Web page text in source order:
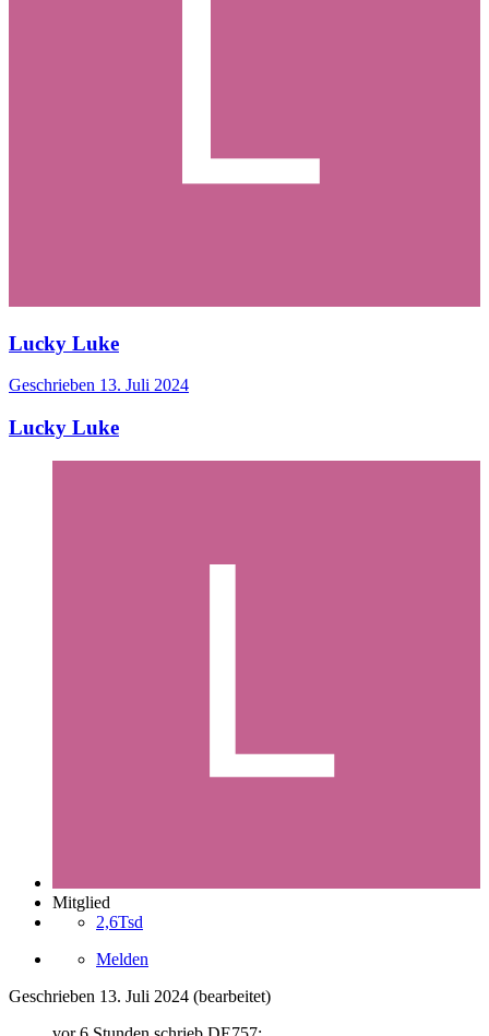
Lucky Luke
Geschrieben 13. Juli 2024
Lucky Luke
Mitglied
2,6Tsd
Melden
Geschrieben 13. Juli 2024 (bearbeitet)